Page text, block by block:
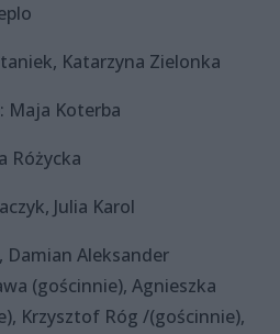
Katarzyna Zielonka
Maja Koterba
Różycka
Julia Karol
Damian Aleksander
(gościnnie), Agnieszka
Krzysztof Róg /(gościnnie),